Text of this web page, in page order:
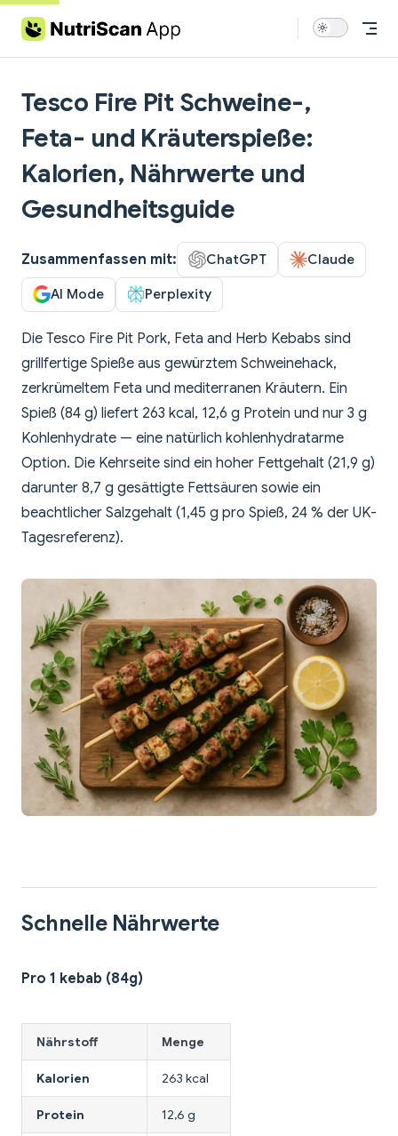
Skip to content
Tesco Fire Pit Schweine-,
Feta- und Kräuterspieße:
Kalorien, Nährwerte und
Gesundheitsguide
Zusammenfassen mit: ChatGPT Claude
AI Mode Perplexity
Die Tesco Fire Pit Pork, Feta and Herb Kebabs sind
grillfertige Spieße aus gewürztem Schweinehack,
zerkrümeltem Feta und mediterranen Kräutern. Ein
Spieß (84 g) liefert 263 kcal, 12,6 g Protein und nur 3 g
Kohlenhydrate — eine natürlich kohlenhydratarme
Option. Die Kehrseite sind ein hoher Fettgehalt (21,9 g)
darunter 8,7 g gesättigte Fettsäuren sowie ein
beachtlicher Salzgehalt (1,45 g pro Spieß, 24 % der UK-
Tagesreferenz).
Schnelle Nährwerte
Pro 1 kebab (84g)
Nährstoff Menge
Kalorien 263 kcal
Protein 12,6 g